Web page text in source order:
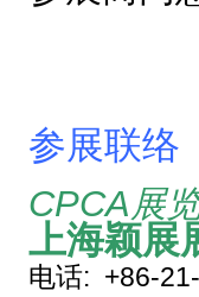
参展联络
CPCA展
上海颖展
电话: +86-